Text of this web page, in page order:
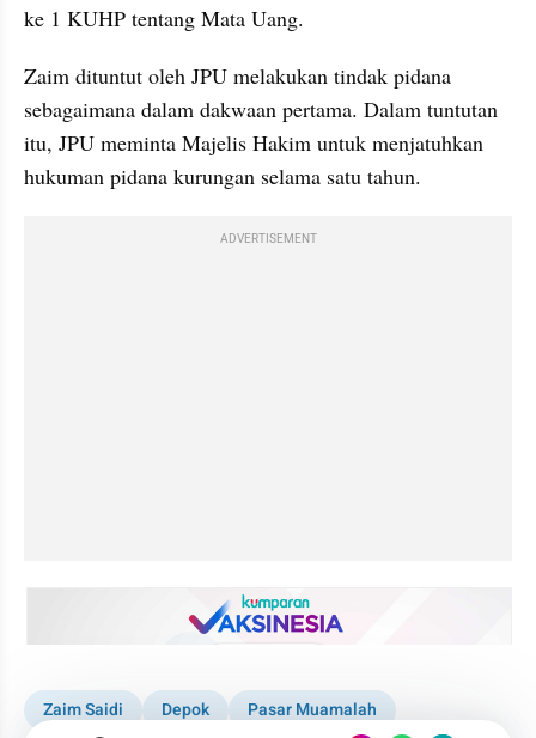
ke 1 KUHP tentang Mata Uang.
Zaim dituntut oleh JPU melakukan tindak pidana
sebagaimana dalam dakwaan pertama. Dalam tuntutan
itu, JPU meminta Majelis Hakim untuk menjatuhkan
hukuman pidana kurungan selama satu tahun.
ADVERTISEMENT
embed from external kumparan
Zaim Saidi Depok
Pasar Muamalah